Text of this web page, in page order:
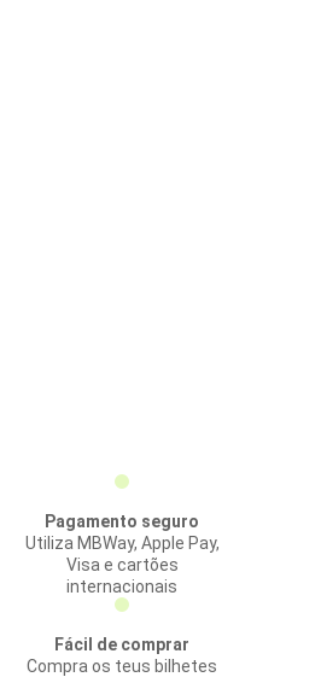
Pagamento seguro
Utiliza MBWay, Apple Pay,
Visa e cartões
internacionais
Fácil de comprar
Compra os teus bilhetes